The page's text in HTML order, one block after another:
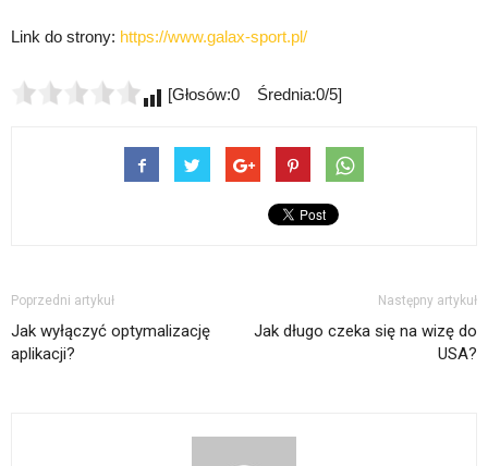
Link do strony: https://www.galax-sport.pl/
[Głosów:0 Średnia:0/5]
Poprzedni artykuł
Jak wyłączyć optymalizację
aplikacji?
Następny artykuł
Jak długo czeka się na wizę do
USA?